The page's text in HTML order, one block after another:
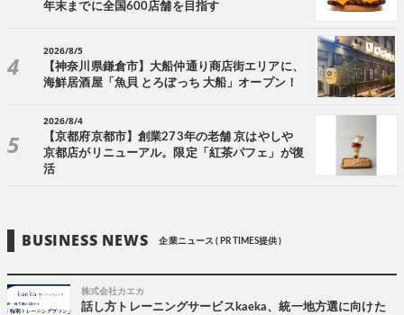
年末までに全国600店舗を目指す
2026/8/5
【神奈川県鎌倉市】大船仲通り商店街エリアに、
海鮮居酒屋「魚貝 とろぼっち 大船」オープン！
2026/8/4
【京都府京都市】創業273年の老舗 京はやしや
京都店がリニューアル。限定「紅茶パフェ」が復
活
BUSINESS NEWS 企業ニュース ( PR TIMES提供 )
株式会社カエカ
話し方トレーニングサービスkaeka、統一地方選に向けた